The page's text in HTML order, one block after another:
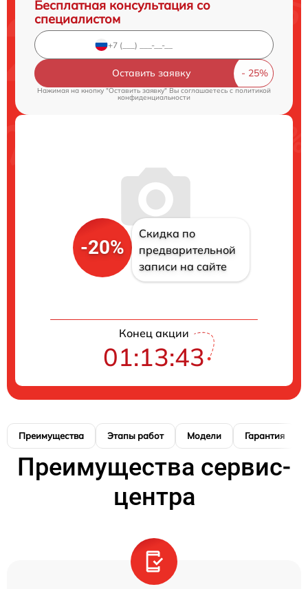
Бесплатная консультация со
специалистом
Оставить заявку
Нажимая на кнопку "Оставить заявку" Вы соглашаетесь c политикой
конфиденциальности
-20%
Скидка по
предварительной
записи на сайте
Конец акции
01:13:42
Преимущества Этапы работ Модели Гарантия
Преимущества сервис-
центра